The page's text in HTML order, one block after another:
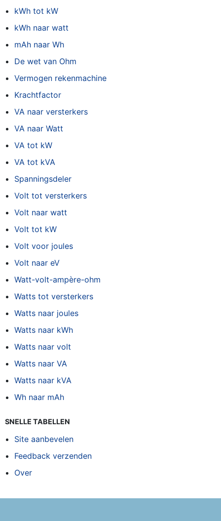
kWh tot kW
kWh naar watt
mAh naar Wh
De wet van Ohm
Vermogen rekenmachine
Krachtfactor
VA naar versterkers
VA naar Watt
VA tot kW
VA tot kVA
Spanningsdeler
Volt tot versterkers
Volt naar watt
Volt tot kW
Volt voor joules
Volt naar eV
Watt-volt-ampère-ohm
Watts tot versterkers
Watts naar joules
Watts naar kWh
Watts naar volt
Watts naar VA
Watts naar kVA
Wh naar mAh
SNELLE TABELLEN
Site aanbevelen
Feedback verzenden
Over